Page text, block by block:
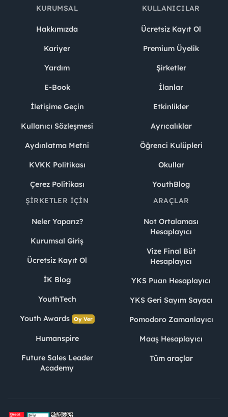
KURUMSAL
Hakkımızda
Kariyer
Yardım
E-Book
İletişime Geçin
Kullanıcı Sözleşmesi
Aydınlatma Metni
KVKK Politikası
Çerez Politikası
KULLANICILAR
Ücretsiz Kayıt Ol
Premium Üyelik
Şirketler
İlanlar
Etkinlikler
Ayrıcalıklar
Öğrenci Kulüpleri
Okullar
YouthBlog
ŞIRKETLER İÇIN
Neler Yaparız?
Kurumsal Giriş
Ücretsiz Kayıt Ol
İK Blog
YouthTech
Youth Awards Oy Ver
Humanspire
Future Sales Leader
Academy
ARAÇLAR
Not Ortalaması
Hesaplayıcı
Vize Final Büt
Hesaplayıcı
YKS Puan Hesaplayıcı
YKS Geri Sayım Sayacı
Pomodoro Zamanlayıcı
Maaş Hesaplayıcı
Tüm araçlar